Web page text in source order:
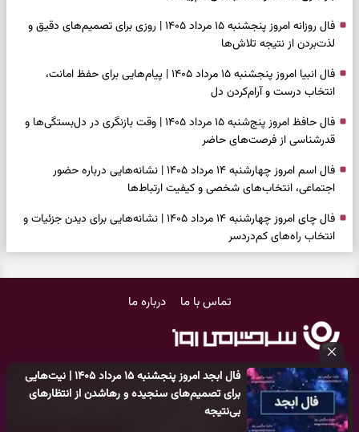
فال ابجد امروز پنجشنبه ۱۵ مرداد ۱۴۰۵ | نیت‌هایی
برای تصمیم‌های سنجیده و رهاشدن از انتظارهای
بی‌نتیجه
فال روزانه امروز پنجشنبه ۱۵ مرداد ۱۴۰۵ | روزی برای تصمیم‌های دقیق و
لذت‌بردن از نتیجه تلاش‌ها
فال انبیا امروز پنجشنبه ۱۵ مرداد ۱۴۰۵ | پیام‌هایی برای حفظ امانت،
انتخاب درست و آرام‌کردن دل
فال حافظ امروز پنج‌شنبه ۱۵ مرداد ۱۴۰۵ | وقت بازنگری در دل‌بستگی‌ها و
قدرشناسی از فرصت‌های حاضر
فال اسم امروز چهارشنبه ۱۴ مرداد ۱۴۰۵ | نشانه‌هایی درباره حضور
اجتماعی، انتخاب‌های شخصی و کیفیت ارتباط‌ها
فال چای امروز چهارشنبه ۱۴ مرداد ۱۴۰۵ | نشانه‌هایی برای دیدن جزئیات و
انتخاب راه‌های کم‌دردسر
انتخاب چیزی که ارزش ماندن دارد
فرصت دارید
تماس با ما درباره ما
کلیه حقوق مادی و معنوی این سایت متعلق بهپایگاه خبری سرگرمی روز
می‌باشد و هر گونه کپی‌برداری توسط دیگر سایت‌ها
اکیدا ممنوع
می‌باشد